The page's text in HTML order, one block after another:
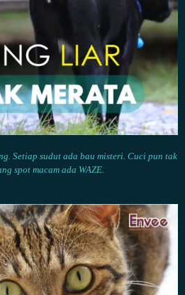
Setiap sudut ada bau misteri. Cuci pun tak
spot macam ada WAZE.